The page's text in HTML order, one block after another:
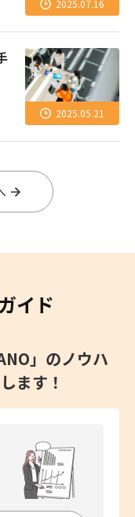
2025.07.16
2025.05.21
イド
」のノウハ
ます！